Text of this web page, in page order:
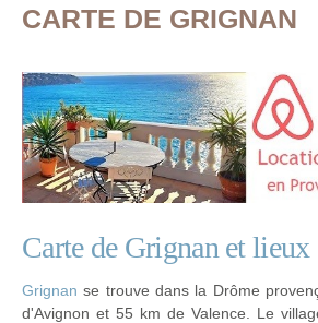
CARTE DE GRIGNAN
Carte de Grignan et
Grignan se trouve dans la Drôme
d'Avignon et 55 km de Valence. Le